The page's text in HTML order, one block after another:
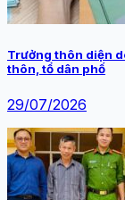
Trưởng thôn diện
thôn, tổ dân phố
29/07/2026